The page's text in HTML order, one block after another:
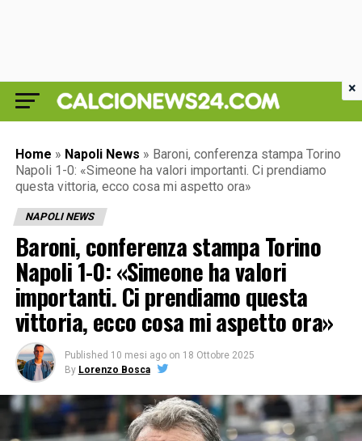
Home » Napoli News » Baroni, conferenza stampa Torino
Napoli 1-0: «Simeone ha valori importanti. Ci prendiamo
questa vittoria, ecco cosa mi aspetto ora»
NAPOLI NEWS
Baroni, conferenza stampa Torino
Napoli 1-0: «Simeone ha valori
importanti. Ci prendiamo questa
vittoria, ecco cosa mi aspetto ora»
Published 10 mesi ago on 18 Ottobre 2025
By Lorenzo Bosca
×